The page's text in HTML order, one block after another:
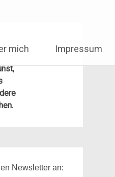
mich Impressum
Newsletter an: